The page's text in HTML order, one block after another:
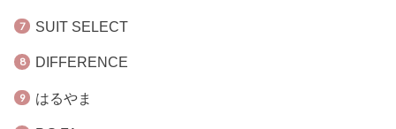
SUIT SELECT
DIFFERENCE
はるやま